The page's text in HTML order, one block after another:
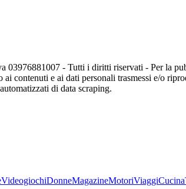
03976881007 - Tutti i diritti riservati - Per la
ai contenuti e ai dati personali trasmessi e/o
di data scraping.
VideogiochiDonneMagazineMotoriViaggiCucina